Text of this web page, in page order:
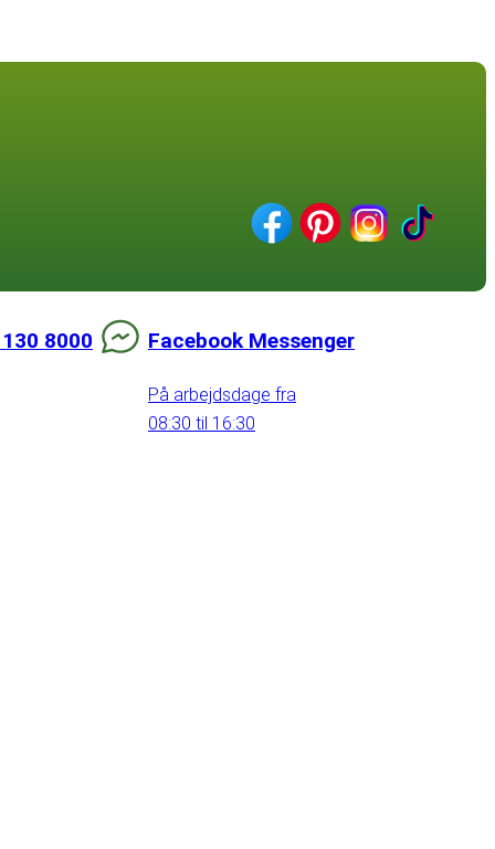
8000 Facebook Messenger
På arbejdsdage fra
08:30 til 16:30